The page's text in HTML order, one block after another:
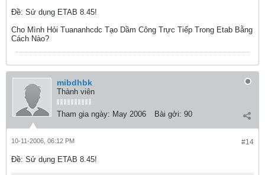
Ðề: Sử dụng ETAB 8.45!
Cho Mình Hỏi Tuananhcdc Tạo Dầm Công Trực Tiếp Trong Etab Bằng
Cách Nào?
mibdhbk
Thành viên
Tham gia ngày: May 2006 Bài gởi: 90
#14
10-11-2006, 06:12 PM
Ðề: Sử dụng ETAB 8.45!